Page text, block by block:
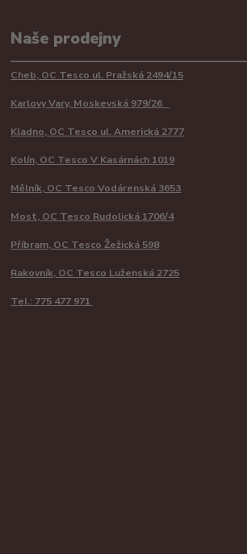
Naše prodejny
Cheb, OC Tesco ul. Pražská 2494/15
Karlovy Vary, Moskevská 979/26
Kladno, OC Tesco ul. Americká 2777
Kolín, OC Tesco V Kasárnách 1019
Mělník, OC Tesco Vodárenská 3653
Most, OC Tesco Rudolická 1706/4
Příbram, OC Tesco Žežická 598
Rakovník, OC Tesco Luženská 2725
Tel.: 775 477 971